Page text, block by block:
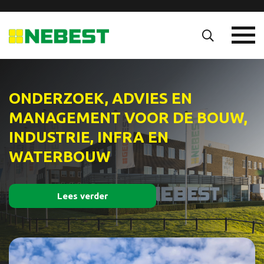
ONDERZOEK, ADVIES EN
MANAGEMENT VOOR DE BOUW,
INDUSTRIE, INFRA EN
WATERBOUW
Lees verder